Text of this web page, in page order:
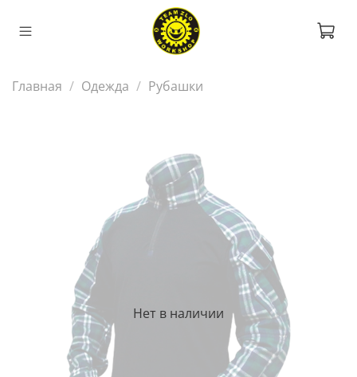
Главная Одежда Рубашки
Нет в наличии